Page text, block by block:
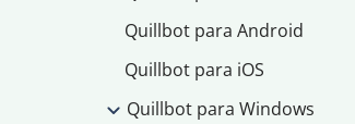
Quillbot para Android
Quillbot para iOS
Quillbot para Windows